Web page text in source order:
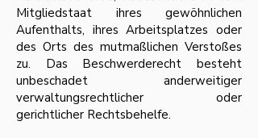
Mitgliedstaat ihres gewöhnlichen
Aufenthalts, ihres Arbeitsplatzes oder
des Orts des mutmaßlichen Verstoßes
zu. Das Beschwerderecht besteht
unbeschadet anderweitiger
verwaltungsrechtlicher oder
gerichtlicher Rechtsbehelfe.